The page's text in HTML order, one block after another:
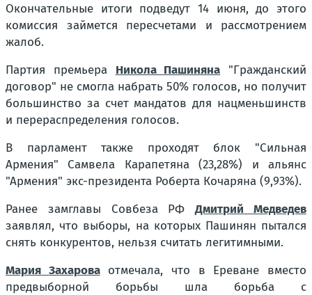
Окончательные итоги подведут 14 июня, до этого
комиссия займется пересчетами и рассмотрением
жалоб.
Партия премьера Никола Пашиняна "Гражданский
договор" не смогла набрать 50% голосов, но получит
большинство за счет мандатов для нацменьшинств
и перераспределения голосов.
В парламент также проходят блок "Сильная
Армения" Самвела Карапетяна (23,28%) и альянс
"Армения" экс-президента Роберта Кочаряна (9,93%).
Ранее замглавы Совбеза РФДмитрий Медведев
заявлял, что выборы, на которых Пашинян пытался
снять конкурентов, нельзя считать легитимными.
Мария Захароваотмечала, что в Ереване вместо
предвыборной борьбы шла борьба с